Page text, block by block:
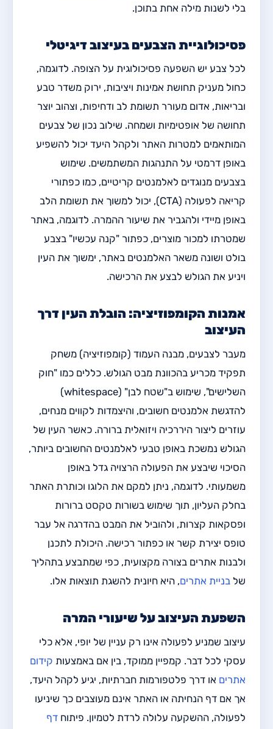
בלי לשנות מילה אחת בתוכן.
פסיכולוגיית הצבעים בעיצוב דיגיטלי
לכל צבע יש השפעה פסיכולוגית על הצופה. לדוגמה,
כחול מעניק תחושת אמינות ויציבות, ירוק משדר טבע
ובריאות, אדום מעורר תשומת לב ודחיפות, וצהוב יוצר
תחושה של אופטימיות ושמחה. שילוב נכון של צבעים
המותאמים למטרות האתר ולקהל היעד יכול להשפיע
באופן דרמטי על התנהגות המשתמשים. שימוש
בצבעים מנוגדים לאלמנטים קריטיים, כמו כפתורי
קריאה לפעולה (CTA), יכול למשוך את תשומת הלב
באופן מיידי ולהגביר את שיעור ההמרה. לדוגמה, באתר
שמטרתו למכור מוצרים, כפתור "קנה עכשיו" בצבע
בולט ושונה משאר האלמנטים באתר, ימשוך את העין
ויניע את הגולש לבצע את הרכישה.
אמנות הקומפוזיציה: הובלת העין דרך
העיצוב
מעבר לצבעים, מבנה העמוד (קומפוזיציה) משחק
תפקיד מכריע בהכוונת מבט הגולש. כללים כמו "חוק
השלישים", שימוש ב"שטח לבן" (whitespace)
להדגשת אלמנטים חשובים, והיצמדות לקווים מנחים,
עוזרים ליצור היררכיה ויזואלית ברורה. כאשר העין של
הגולש נמשכת באופן טבעי לאלמנטים החשובים ביותר,
הסיכוי שיבצע את הפעולה הרצויה גדל באופן
משמעותי. לדוגמה, ניתן למקם את הלוגו וכותרת האתר
בחלק העליון, תוך שימוש בשורות טקסט ברורות
ופסקאות קצרות, ולהוביל את המבט בהדרגה אל עבר
טופס יצירת קשר או כפתור רכישה. היכולת לתכנן
ולבנות אתרים בצורה מקצועית, כפי שמתבצע בתהליך
של בניית אתרים, היא חיונית להשגת תוצאות אלו.
השפעת העיצוב על שיעורי המרה
עיצוב שמניע לפעולה אינו רק עניין של יופי, אלא כלי
עסקי לכל דבר. קמפיין ממוקד, בין אם באמצעות קידום
אתרים או דרך פלטפורמות חברתיות, יגיע לקהל היעד,
אך אם דף הנחיתה או האתר אינם מעוצבים כך שיניעו
לפעולה, ההשקעה עלולה לרדת לטמיון. פיתוח דף